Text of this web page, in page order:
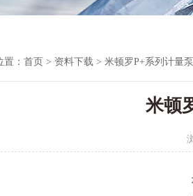
： 首页 > 资料下载 > 米顿罗P+系列计量
米顿